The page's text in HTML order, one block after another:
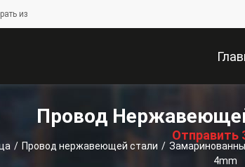
из
述
Отправить
Провод
/ Провод нержавеющей стали /
4mm